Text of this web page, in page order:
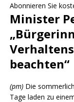
Abonnieren Sie
Minister
beachten“
(pm) Die
Tage laden zu